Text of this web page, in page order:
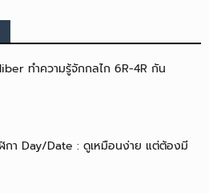
ทำความรู้จักกลไก 6R-4R กัน
กา Day/Date : ดูเหมือนง่าย แต่ต้องมี